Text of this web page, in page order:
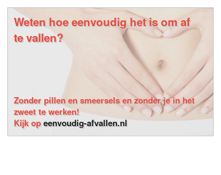
Weten hoe eenvoudig het is om af
te vallen?
Zonder pillen en smeersels en zonder je in het
zweet te werken!
Kijk opeenvoudig-afvallen.nl